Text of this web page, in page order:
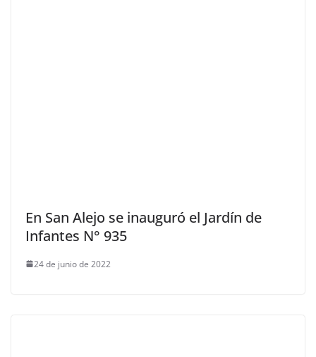
En San Alejo se inauguró el Jardín de
Infantes N° 935
24 de junio de 2022